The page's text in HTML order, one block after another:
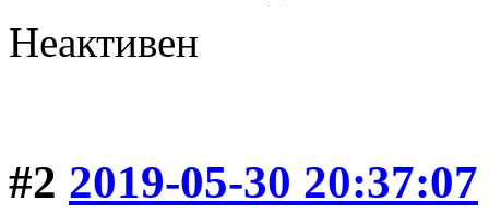
Неактивен
#2 2019-05-30 20:37:07